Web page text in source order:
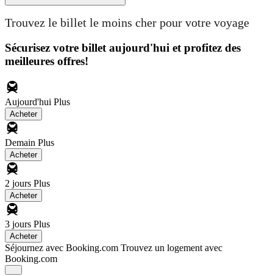
Trouvez le billet le moins cher pour votre voyage
Sécurisez votre billet aujourd'hui et profitez des
meilleures offres!
Aujourd'hui Plus
Acheter
Demain Plus
Acheter
2 jours Plus
Acheter
3 jours Plus
Acheter
Séjournez avec Booking.com Trouvez un logement avec
Booking.com